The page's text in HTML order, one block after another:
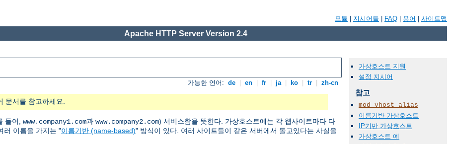
모듈 지시어들 FAQ 용어 사이트맵
Apache HTTP Server Version 2.4
가능한 언어: de en fr ja ko tr zh-cn
문서를 참고하세요.
들어, www.company1.com과 www.company2.com) 서비스함을 뜻한다. 가상호스트에는 각 웹사이트마다 다
러 이름을 가지는 "이름기반 (name-based)" 방식이 있다. 여러 사이트들이 같은 서버에서 돌고있다는 사실을
가상호스트 지원
설정 지시어
참고
mod_vhost_alias
이름기반 가상호스트
IP기반 가상호스트
가상호스트 예